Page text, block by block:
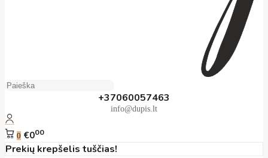
+37060057463
info@dupis.lt
0 €000
Prekių krepšelis tuščias!